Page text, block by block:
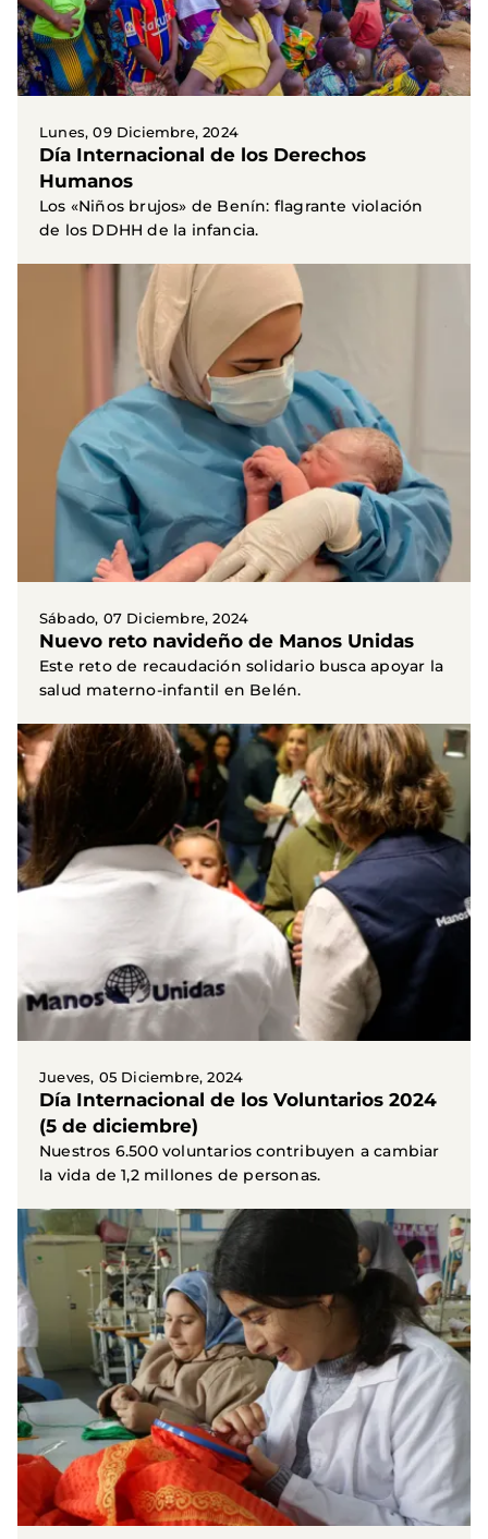
Lunes, 09 Diciembre, 2024
Día Internacional de los Derechos
Humanos
Los «Niños brujos» de Benín: flagrante violación
de los DDHH de la infancia.
Sábado, 07 Diciembre, 2024
Nuevo reto navideño de Manos Unidas
Este reto de recaudación solidario busca apoyar la
salud materno-infantil en Belén.
Jueves, 05 Diciembre, 2024
Día Internacional de los Voluntarios 2024
(5 de diciembre)
Nuestros 6.500 voluntarios contribuyen a cambiar
la vida de 1,2 millones de personas.